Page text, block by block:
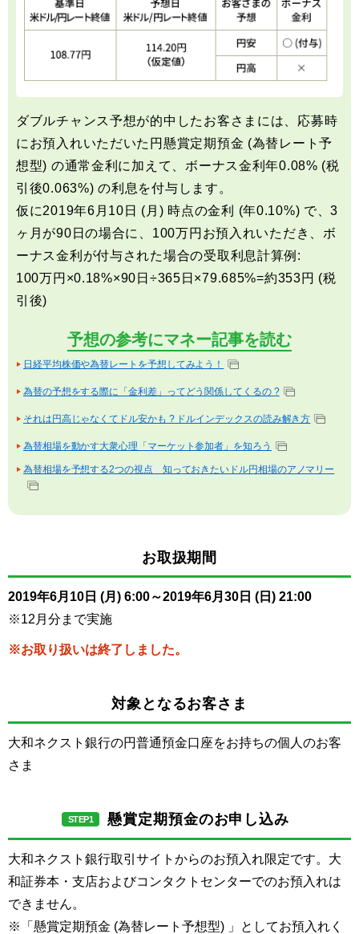
ダブルチャンス予想が的中したお客さまには、応募時
にお預入れいただいた円懸賞定期預金 (為替レート予
想型) の通常金利に加えて、ボーナス金利年0.08% (税
引後0.063%) の利息を付与します。
仮に2019年6月10日 (月) 時点の金利 (年0.10%) で、3
ヶ月が90日の場合に、100万円お預入れいただき、ボ
ーナス金利が付与された場合の受取利息計算例:
100万円×0.18%×90日÷365日×79.685%=約353円 (税
引後)
予想の参考にマネー記事を読む
日経平均株価や為替レートを予想してみよう！
為替の予想をする際に「金利差」ってどう関係してくるの ?
それは円高じゃなくてドル安かも ? ドルインデックスの読み解き方
為替相場を動かす大衆心理「マーケット参加者」を知ろう
為替相場を予想する2つの視点 知っておきたいドル円相場のアノマリー
お取扱期間
2019年6月10日 (月) 6:00～2019年6月30日 (日) 21:00
※12月分まで実施
※お取り扱いは終了しました。
対象となるお客さま
大和ネクスト銀行の円普通預金口座をお持ちの個人のお客
さま
STEP1 懸賞定期預金のお申し込み
大和ネクスト銀行取引サイトからのお預入れ限定です。大
和証券本・支店およびコンタクトセンターでのお預入れは
できません。
※「懸賞定期預金 (為替レート予想型) 」としてお預入れく